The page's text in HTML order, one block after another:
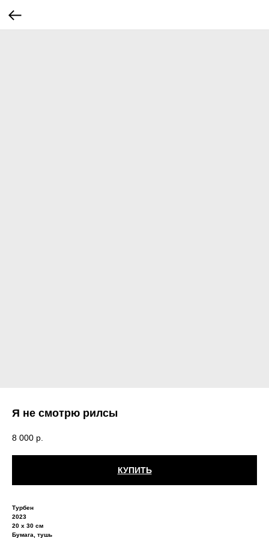
Я не смотрю рилсы
8 000 р.
КУПИТЬ
Турбен
2023
20 х 30 см
Бумага, тушь